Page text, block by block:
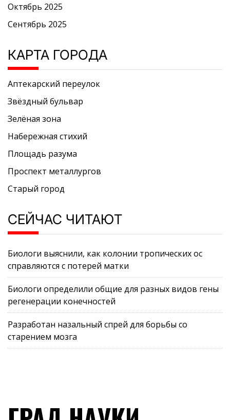
Октябрь 2025
Сентябрь 2025
КАРТА ГОРОДА
Аптекарский переулок
Звёздный бульвар
Зелёная зона
Набережная стихий
Площадь разума
Проспект металлургов
Старый город
СЕЙЧАС ЧИТАЮТ
Биологи выяснили, как колонии тропических ос
справляются с потерей матки
Биологи определили общие для разных видов гены
регенерации конечностей
Разработан назальный спрей для борьбы со
старением мозга